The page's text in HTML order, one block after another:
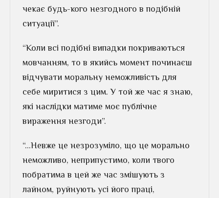
чекає будь-кого незгодного в подібній
ситуації”.
“Коли всі подібні випадки покриваються
мовчанням, то в якийсь момент починаєш
відчувати моральну неможливість для
себе миритися з цим. У той же час я знаю,
які наслідки матиме моє публічне
вираження незгоди”.
“…Невже це незрозуміло, що це морально
неможливо, неприпустимо, коли твого
побратима в цей же час змішують з
лайном, руйнують усі його праці,